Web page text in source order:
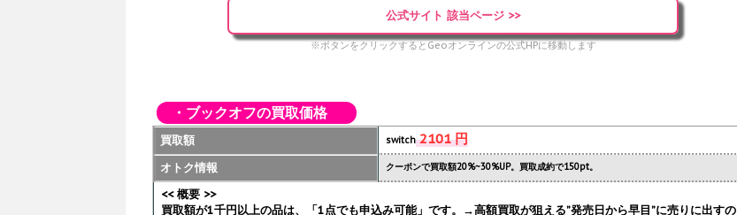
公式サイト 該当ページ >>
※ボタンをクリックするとGeoオンラインの公式HPに移動します
・ブックオフの買取価格
買取額 switch2101 円
オトク情報 クーポンで買取額20%~30%UP。買取成約で150pt。
<< 概要 >>
買取額が1千円以上の品は、「1点でも申込み可能」です。→高額買取が狙える”発売日から早目”に売りに出すの